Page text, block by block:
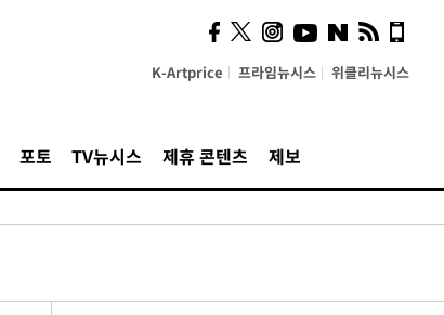
K-Artprice 프라임뉴시스 위클리뉴시스
포토 TV뉴시스 제휴 콘텐츠 제보